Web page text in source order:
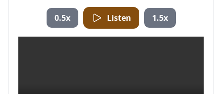
0.5x Listen 1.5x